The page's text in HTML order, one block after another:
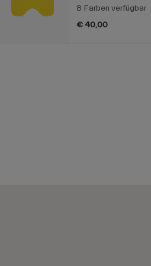
8 Farben verfügbar
€ 40,00